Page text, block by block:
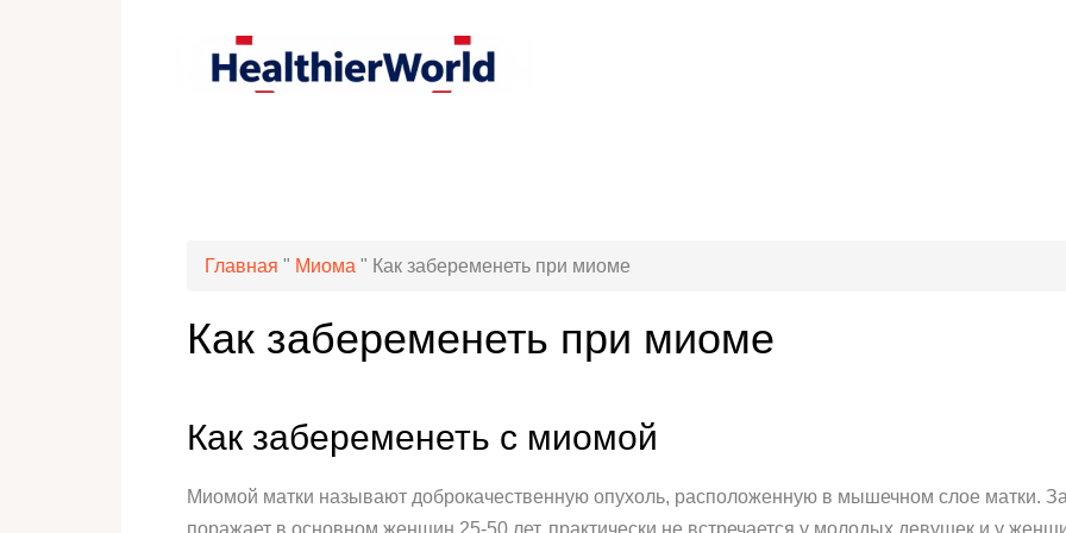
Главная " Миома " Как забеременеть при миоме
Как забеременеть при миоме
Как забеременеть с миомой
Миомой матки называют доброкачественную опухоль, расположенную в мышечном слое матки.
поражает в основном женщин 25-50 лет, практически не встречается у молодых девушек и у